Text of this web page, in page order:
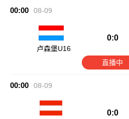
00:00 08-09
卢森堡U16
0:0
直播中
00:00 08-09
0:0